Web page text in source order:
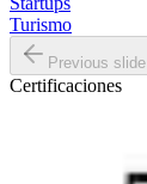
Turismo
Previous slide
Certificaciones